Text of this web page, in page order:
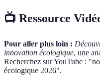
📺 Ressource
Pour aller plus loin :
innovation écologique, une
Recherchez sur YouTube :
écologique 2026".